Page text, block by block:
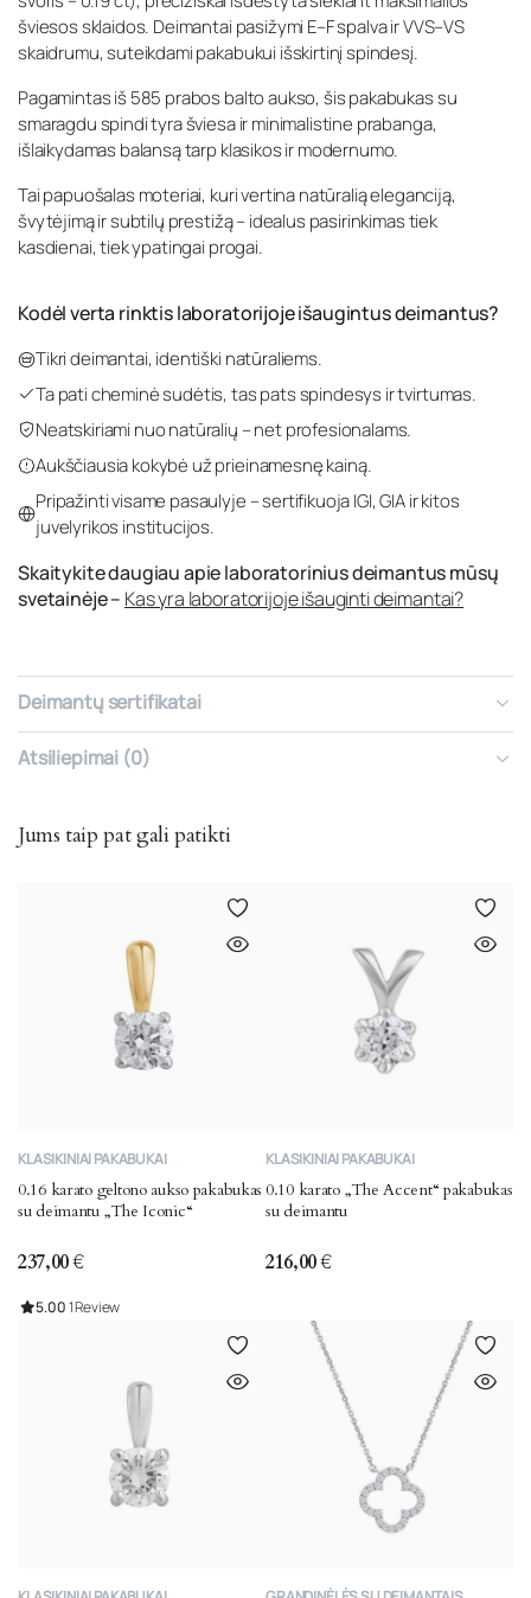
šviesos sklaidos. Deimantai pasižymi E–F spalva ir VVS–VS
skaidrumu, suteikdami pakabukui išskirtinį spindesį.
Pagamintas iš 585 prabos balto aukso, šis pakabukas su
smaragdu spindi tyra šviesa ir minimalistine prabanga,
išlaikydamas balansą tarp klasikos ir modernumo.
Tai papuošalas moteriai, kuri vertina natūralią eleganciją,
švytėjimą ir subtilų prestižą – idealus pasirinkimas tiek
kasdienai, tiek ypatingai progai.
Kodėl verta rinktis laboratorijoje išaugintus deimantus?
Tikri deimantai, identiški natūraliems.
Ta pati cheminė sudėtis, tas pats spindesys ir tvirtumas.
Neatskiriami nuo natūralių – net profesionalams.
Aukščiausia kokybė už prieinamesnę kainą.
Pripažinti visame pasaulyje – sertifikuoja IGI, GIA ir kitos
juvelyrikos institucijos.
Skaitykite daugiau apie laboratorinius deimantus mūsų
svetainėje – Kas yra laboratorijoje išauginti deimantai?
Deimantų sertifikatai
Atsiliepimai (0)
Jums taip pat gali patikti
KLASIKINIAI PAKABUKAI
0.16 karato geltono aukso pakabukas
su deimantu „The Iconic“
237,00€
5.001 Review
KLASIKINIAI PAKABUKAI
0.10 karato „The Accent“ pakabukas
su deimantu
216,00€